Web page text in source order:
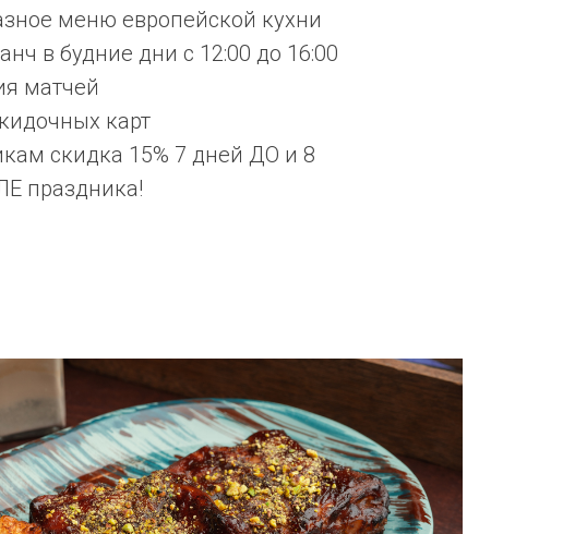
меню европейской кухни
в будние дни с 12:00 до 16:00
матчей
карт
скидка 15% 7 дней ДО и 8
праздника!